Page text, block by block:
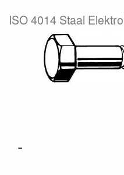
ISO 4014 Staal
-